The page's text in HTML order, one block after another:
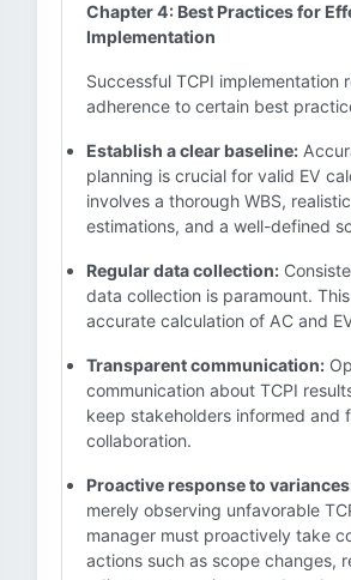
Chapter 4: Best Practices for
Implementation
Successful TCPI implementation
adherence to certain best
Establish a clear baseline:
planning is crucial for valid EV
involves a thorough WBS,
estimations, and a well-defined
Regular data collection:
data collection is paramount.
accurate calculation of AC and
Transparent communication:
communication about TCPI
keep stakeholders informed and
collaboration.
Proactive response to
merely observing unfavorable
manager must proactively take
actions such as scope changes,